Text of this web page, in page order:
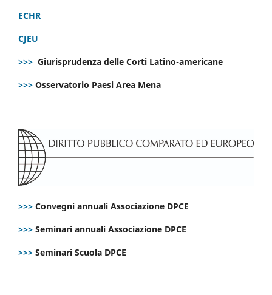
ECHR
CJEU
>>> Giurisprudenza delle Corti Latino-americane
>>> Osservatorio Paesi Area Mena
>>> Convegni annuali Associazione DPCE
>>> Seminari annuali Associazione DPCE
>>> Seminari Scuola DPCE